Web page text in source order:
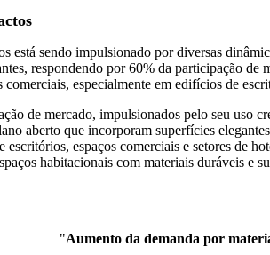
sendo impulsionado por diversas
respondendo por 60% da participação
especialmente em edifícios de
de mercado, impulsionados pelo seu uso
aberto que incorporam superfícies
espaços comerciais e setores de
habitacionais com materiais duráveis
"Aumento da demanda por